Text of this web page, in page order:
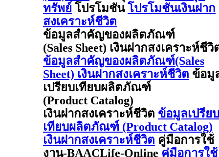
ทรัพย์ โปรโมชัน โปรโมชันเงินฝาก
สงเคราะห์ชีวิต
ข้อมูลสำคัญของผลิตภัณฑ์
(Sales Sheet) เงินฝากสงเคราะห์ชีวิ
ข้อมูลสำคัญของผลิตภัณฑ์(Sales
Sheet) เงินฝากสงเคราะห์ชีวิต ข้อมู
เปรียบเทียบผลิตภัณฑ์
(Product Catalog)
เงินฝากสงเคราะห์ชีวิต ข้อมูลเปรียบ
เทียบผลิตภัณฑ์ (Product Catalog)
เงินฝากสงเคราะห์ชีวิต คู่มือการใช้
งาน-BAACLife-Online คู่มือการใช้